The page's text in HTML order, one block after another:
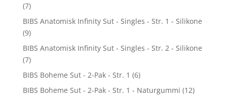
(7)
BIBS Anatomisk Infinity Sut - Singles - Str. 1 - Silikone
(9)
BIBS Anatomisk Infinity Sut - Singles - Str. 2 - Silikone
(7)
BIBS Boheme Sut - 2-Pak - Str. 1 (6)
BIBS Boheme Sut - 2-Pak - Str. 1 - Naturgummi (12)